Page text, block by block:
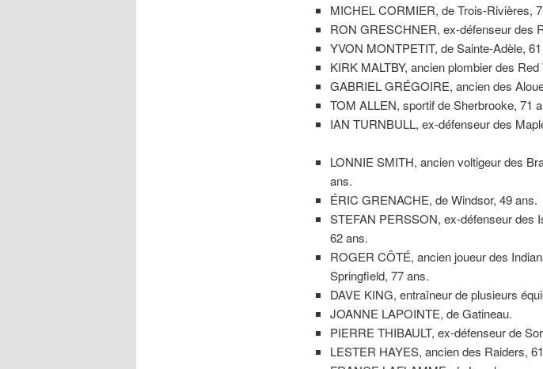
MICHEL CORMIER, de Trois-Rivières,
RON GRESCHNER, ex-défenseur des
YVON MONTPETIT, de Sainte-Adèle,
KIRK MALTBY, ancien plombier des
GABRIEL GRÉGOIRE, ancien des
TOM ALLEN, sportif de Sherbrooke, 71
IAN TURNBULL, ex-défenseur des
LONNIE SMITH, ancien voltigeur des
ans.
ÉRIC GRENACHE, de Windsor, 49 ans.
STEFAN PERSSON, ex-défenseur des
62 ans.
ROGER CÔTÉ, ancien joueur des
Springfield, 77 ans.
DAVE KING, entraîneur de plusieurs
JOANNE LAPOINTE, de Gatineau.
PIERRE THIBAULT, ex-défenseur de
LESTER HAYES, ancien des Raiders,